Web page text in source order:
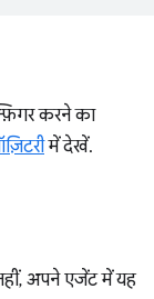
करने का
में देखें.
अपने एजेंट में यह